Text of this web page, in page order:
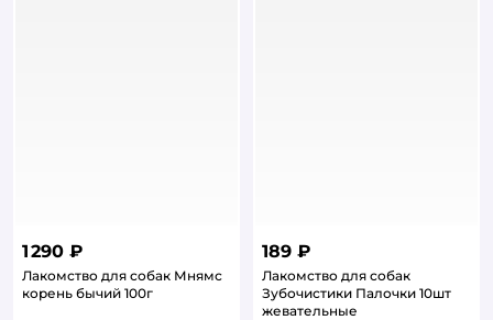
1 290 ₽
Лакомство для собак Мнямс
корень бычий 100г
189 ₽
Лакомство для собак
Зубочистики Палочки 10шт
жевательные